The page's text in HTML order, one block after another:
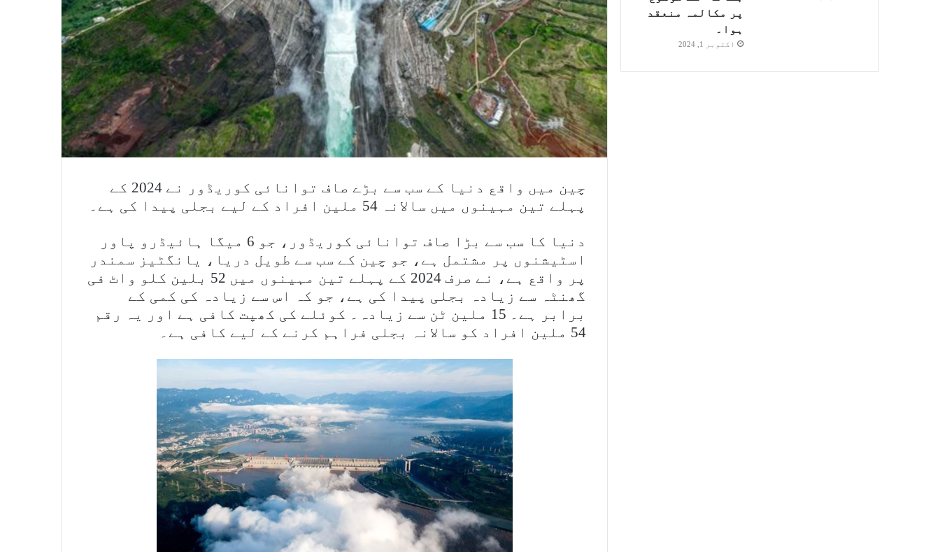
چین میں واقع دنیا کے سب سے بڑے صاف توانائی کوریڈور نے 2024 کے
پہلے تین مہینوں میں سالانہ 54 ملین افراد کے لیے بجلی پیدا کی ہے۔
دنیا کا سب سے بڑا صاف توانائی کوریڈور، جو 6 میگا ہائیڈرو پاور
اسٹیشنوں پر مشتمل ہے، جو چین کے سب سے طویل دریا، یانگٹیز سمندر
پر واقع ہے، نے صرف 2024 کے پہلے تین مہینوں میں 52 بلین کلو واٹ فی
گھنٹہ سے زیادہ بجلی پیدا کی ہے، جو کہ اس سے زیادہ کی کمی کے
برابر ہے۔ 15 ملین ٹن سے زیادہ۔ کوئلے کی کھپت کافی ہے اور یہ رقم
54 ملین افراد کو سالانہ بجلی فراہم کرنے کے لیے کافی ہے۔
پر مکالمہ منعقد
ہوا۔
اکتوبر 1, 2024